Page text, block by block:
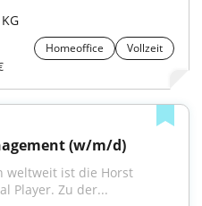
Homeoffice
Vollzeit
(w/m/d)
weltweit ist die Horst
Player. Zu der...